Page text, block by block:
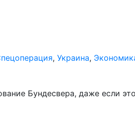
, Украина,
Бундесвера, даже если